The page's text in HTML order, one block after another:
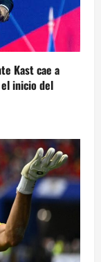
Kast cae a
inicio del